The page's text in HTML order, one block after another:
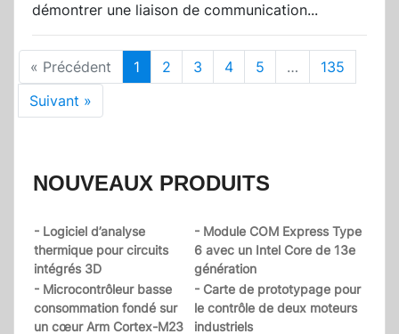
démontrer une liaison de communication...
« Précédent 1 2 3 4 5 …
135
Suivant »
NOUVEAUX PRODUITS
- Logiciel d’analyse
thermique pour circuits
intégrés 3D
- Module COM Express Type
6 avec un Intel Core de 13e
génération
- Microcontrôleur basse
consommation fondé sur
un cœur Arm Cortex-M23
- Carte de prototypage pour
le contrôle de deux moteurs
industriels